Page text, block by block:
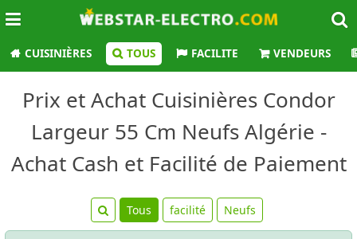
CUISINIÈRES TOUS FACILITE VENDEURS
Prix et Achat Cuisinières Condor
Largeur 55 Cm Neufs Algérie -
Achat Cash et Facilité de Paiement
Tous facilité Neufs